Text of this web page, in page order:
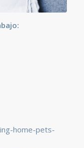
home-pets-